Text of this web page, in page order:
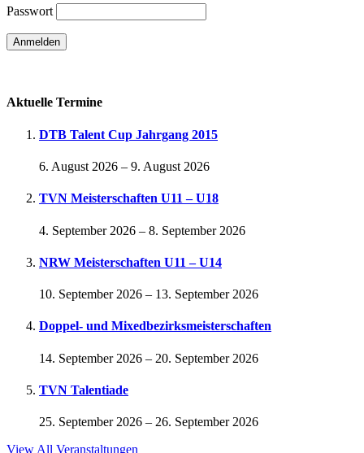
Passwort
Aktuelle Termine
DTB Talent Cup Jahrgang 2015
6. August 2026 – 9. August 2026
TVN Meisterschaften U11 – U18
4. September 2026 – 8. September 2026
NRW Meisterschaften U11 – U14
10. September 2026 – 13. September 2026
Doppel- und Mixedbezirksmeisterschaften
14. September 2026 – 20. September 2026
TVN Talentiade
25. September 2026 – 26. September 2026
View All Veranstaltungen